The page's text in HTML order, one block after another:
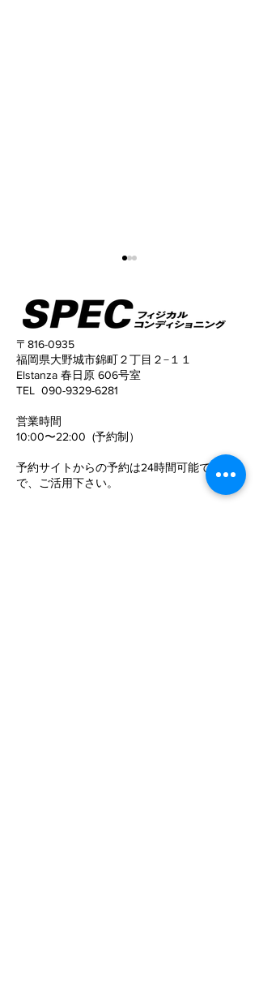
姿勢がこんなに変わる！
〒816-0935
福岡県大野城市錦町２丁目２−１１
Elstanza 春日原 606号室
TEL 090-9329-6281
​営業時間
10:00〜22:00 (予約制）
予約サイトからの予約は24時間可能ですの
で、 ご活用下さい。